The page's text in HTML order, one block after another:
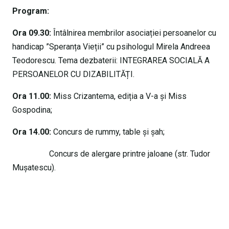
Program:
Ora 09.30: Întâlnirea membrilor asociației persoanelor cu
handicap ”Speranța Vieții” cu psihologul Mirela Andreea
Teodorescu. Tema dezbaterii: INTEGRAREA SOCIALĂ A
PERSOANELOR CU DIZABILITĂȚI.
Ora 11.00: Miss Crizantema, ediția a V-a și Miss
Gospodina;
Ora 14.00: Concurs de rummy, table și șah;
Concurs de alergare printre jaloane (str. Tudor
Mușatescu).